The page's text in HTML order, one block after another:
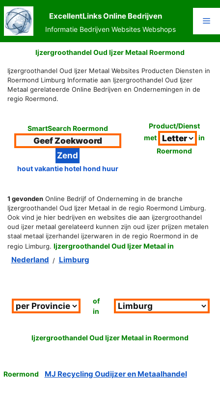
Ga
naar
de
inhoud
ExcellentLinks Online Bedrijven
Informatie Bedrijven Websites Webshops
Ijzergroothandel Oud Ijzer Metaal Roermond
Ijzergroothandel Oud Ijzer Metaal Websites Producten Diensten in
Roermond Limburg Informatie aan Ijzergroothandel Oud Ijzer
Metaal gerelateerde Online Bedrijven en Ondernemingen in de
regio Roermond.
SmartSearch Roermond
hout vakantie hotel hond huur
Product/Dienst
met
in
Roermond
1 gevonden Online Bedrijf of Onderneming in de branche
Ijzergroothandel Oud Ijzer Metaal in de regio Roermond Limburg.
Ook vind je hier bedrijven en websites die aan ijzergroothandel
oud ijzer metaal gerelateerd kunnen zijn oud ijzer prijzen metalen
staal metaal ijzerhandel ijzerwaren in de regio Roermond in de
regio Limburg. Ijzergroothandel Oud Ijzer Metaal in
Nederland / Limburg
of
in
Ijzergroothandel Oud Ijzer Metaal in Roermond
Roermond MJ Recycling Oudijzer en Metaalhandel